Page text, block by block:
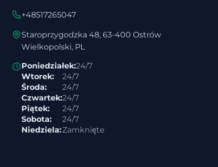
+48517265047
Staroprzygodzka 48, 63-400 Ostrów
Wielkopolski, PL
Poniedziałek:24/7
Wtorek:
24/7
Środa:
24/7
Czwartek:24/7
Piątek:
24/7
Sobota:
24/7
Niedziela:Zamknięte